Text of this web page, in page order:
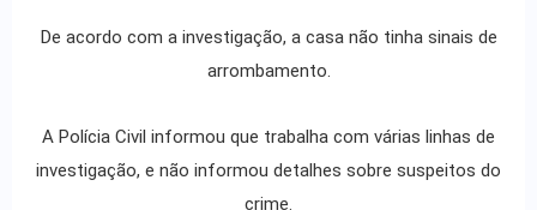
De acordo com a investigação, a casa não tinha sinais de
arrombamento.
A Polícia Civil informou que trabalha com várias linhas de
investigação, e não informou detalhes sobre suspeitos do
crime.